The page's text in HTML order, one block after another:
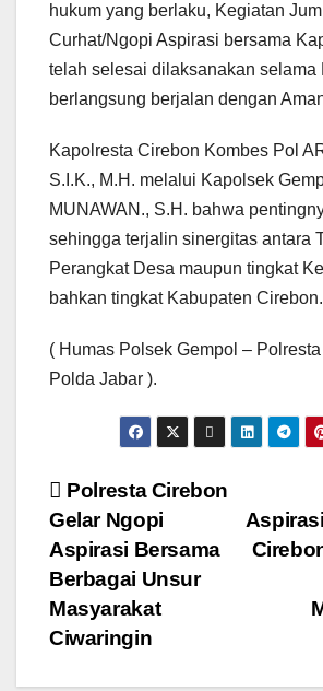
hukum yang berlaku, Kegiatan
Curhat/Ngopi Aspirasi bersama
telah selesai dilaksanakan selama
berlangsung berjalan dengan
Kapolresta Cirebon Kombes Pol
S.I.K., M.H. melalui Kapolsek
MUNAWAN., S.H. bahwa
sehingga terjalin sinergitas antara
Perangkat Desa maupun tingkat
bahkan tingkat Kabupaten Cirebon.
( Humas Polsek Gempol –
Polda Jabar ).
Navigasi
pos
Polresta Cirebon
Gelar Ngopi
Aspirasi Bersama
Berbagai Unsur
Masyarakat
Ciwaringin